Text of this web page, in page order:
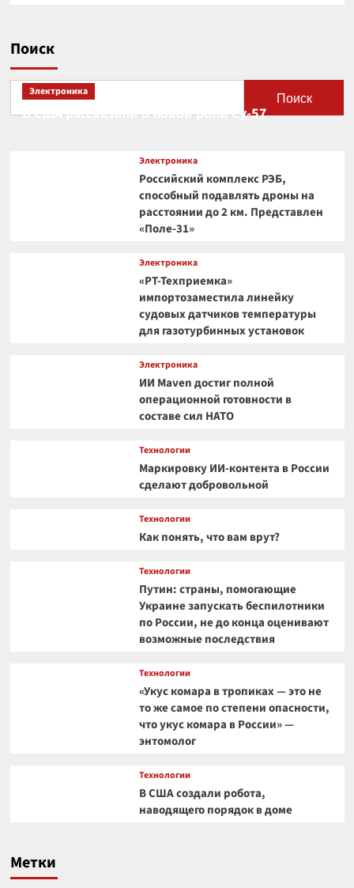
Поиск
Поиск
Электроника
В США рассказали о новой роли Су-57
Электроника
Российский комплекс РЭБ,
способный подавлять дроны на
расстоянии до 2 км. Представлен
«Поле-31»
Электроника
«РТ-Техприемка»
импортозаместила линейку
судовых датчиков температуры
для газотурбинных установок
Электроника
ИИ Maven достиг полной
операционной готовности в
составе сил НАТО
Технологии
Маркировку ИИ-контента в России
сделают добровольной
Технологии
Как понять, что вам врут?
Технологии
Путин: страны, помогающие
Украине запускать беспилотники
по России, не до конца оценивают
возможные последствия
Технологии
«Укус комара в тропиках — это не
то же самое по степени опасности,
что укус комара в России» —
энтомолог
Технологии
В США создали робота,
наводящего порядок в доме
Метки